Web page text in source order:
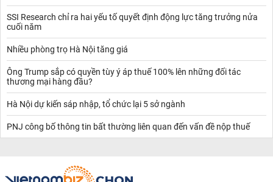
SSI Research chỉ ra hai yếu tố quyết định động lực tăng trưởng nửa
cuối năm
Nhiều phòng trọ Hà Nội tăng giá
Ông Trump sắp có quyền tùy ý áp thuế 100% lên những đối tác
thương mại hàng đầu?
Hà Nội dự kiến sáp nhập, tổ chức lại 5 sở ngành
PNJ công bố thông tin bất thường liên quan đến vấn đề nộp thuế